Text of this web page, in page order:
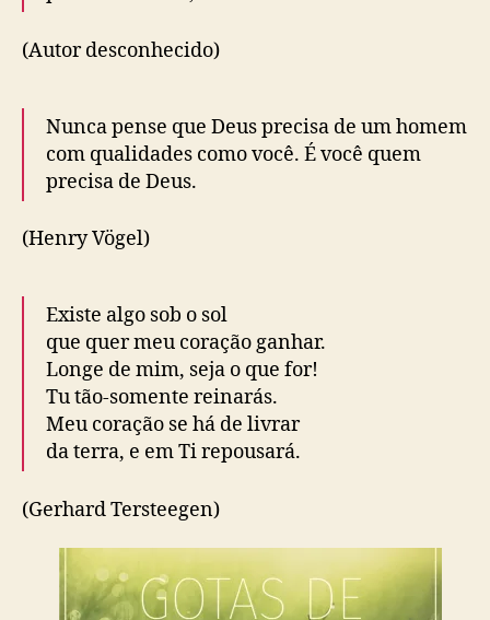
(Autor desconhecido)
Nunca pense que Deus precisa de um homem
com qualidades como você. É você quem
precisa de Deus.
(Henry Vögel)
Existe algo sob o sol
que quer meu coração ganhar.
Longe de mim, seja o que for!
Tu tão-somente reinarás.
Meu coração se há de livrar
da terra, e em Ti repousará.
(Gerhard Tersteegen)